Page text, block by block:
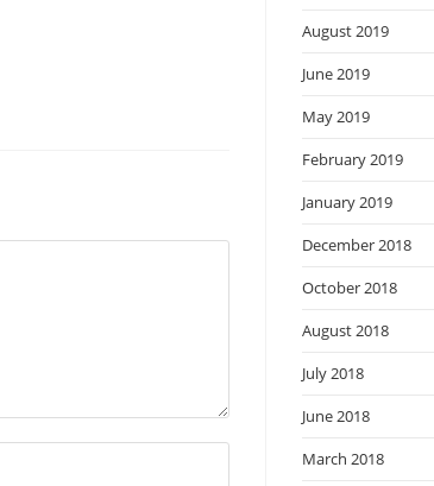
August 2019
June 2019
May 2019
February 2019
January 2019
December 2018
October 2018
August 2018
July 2018
June 2018
March 2018